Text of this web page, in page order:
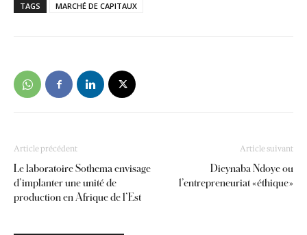
TAGS MARCHÉ DE CAPITAUX
Article précédent
Le laboratoire Sothema envisage
d’implanter une unité de
production en Afrique de l’Est
Article suivant
Dieynaba Ndoye ou
l’entrepreneuriat « éthique »